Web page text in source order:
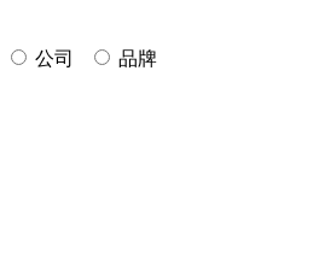
公司
品牌